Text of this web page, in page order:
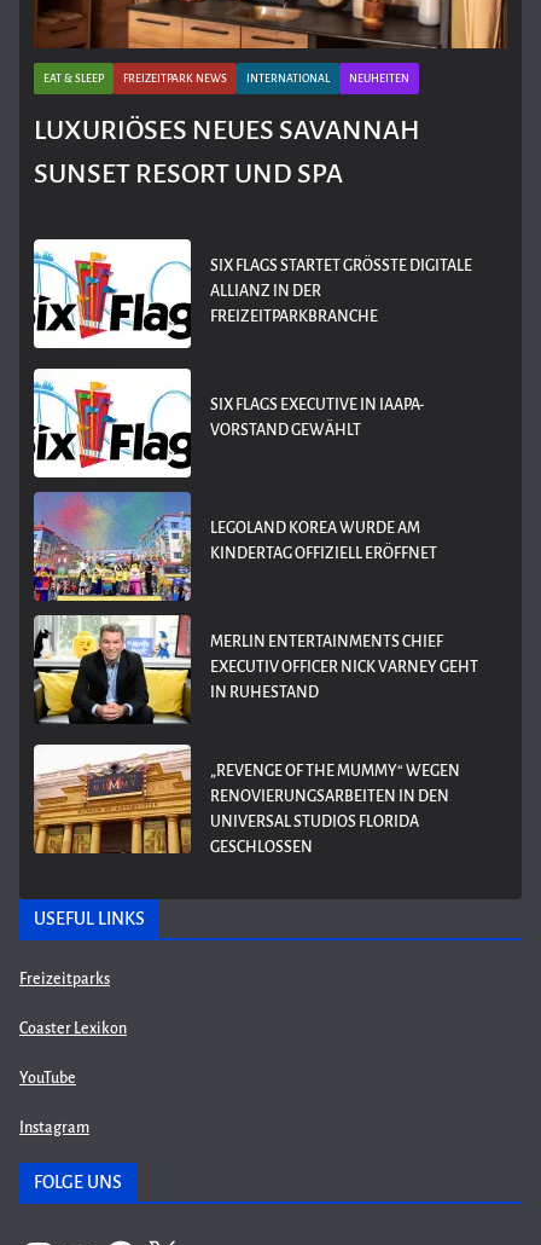
EAT & SLEEP FREIZEITPARK NEWS INTERNATIONAL NEUHEITEN
LUXURIÖSES NEUES SAVANNAH
SUNSET RESORT UND SPA
SIX FLAGS STARTET GRÖSSTE DIGITALE A
LLIANZ IN DER F
REIZEITPARKBRANCHE
SIX FLAGS EXECUTIVE IN IAAPA-
VORSTAND GEWÄHLT
LEGOLAND KOREA WURDE AM
KINDERTAG OFFIZIELL ERÖFFNET
MERLIN ENTERTAINMENTS CHIEF
EXECUTIV OFFICER NICK VARNEY GEHT
IN RUHESTAND
„REVENGE OF THE MUMMY“ WEGEN
RENOVIERUNGSARBEITEN IN DEN
UNIVERSAL STUDIOS FLORIDA
GESCHLOSSEN
USEFUL LINKS
Freizeitparks
Coaster Lexikon
YouTube
Instagram
FOLGE UNS